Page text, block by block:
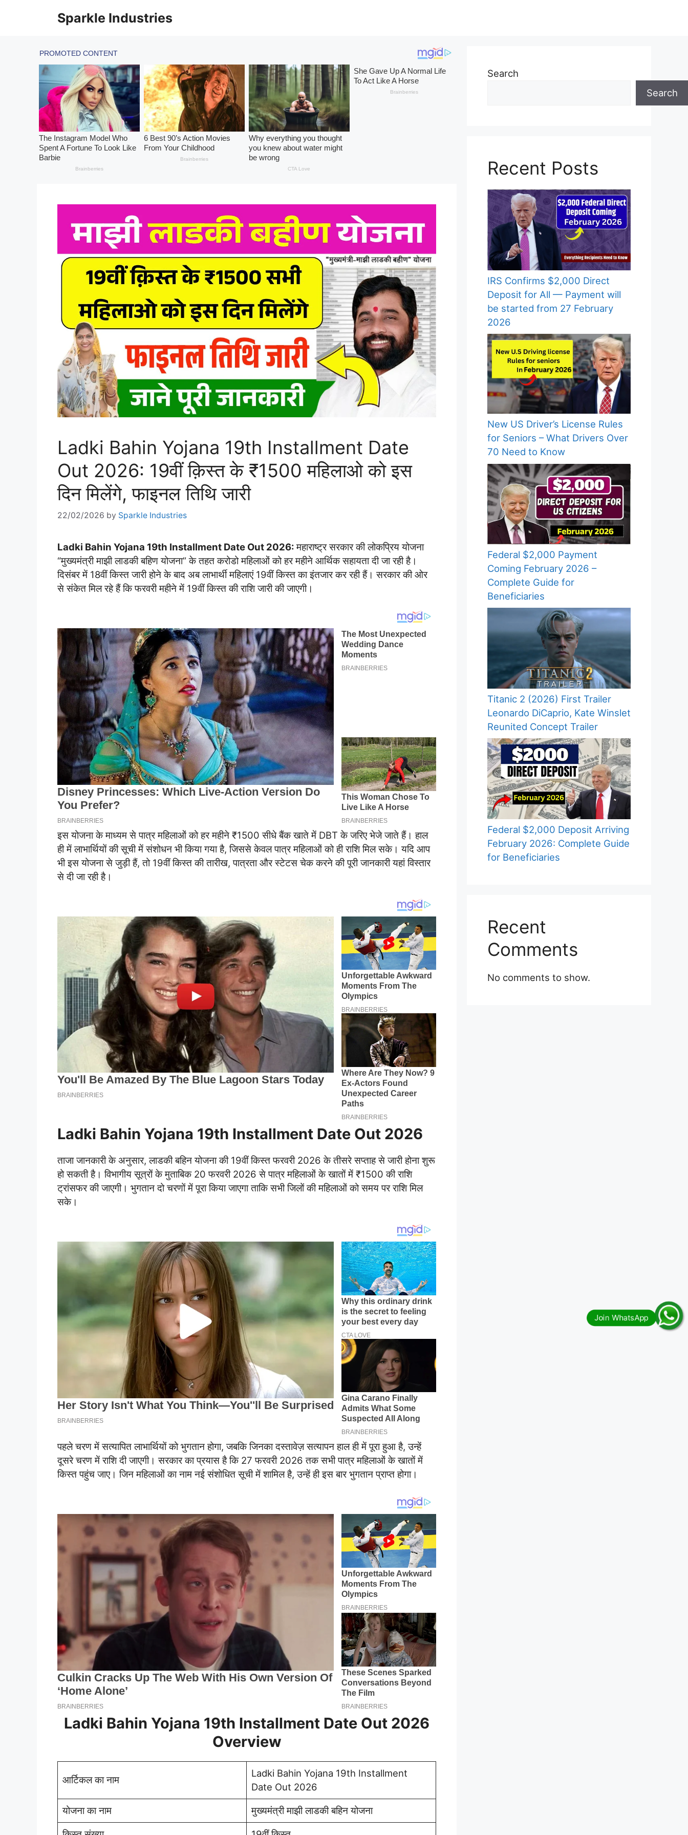
Sparkle Industries
Ladki Bahin Yojana 19th Installment Date
Out 2026: 19वीं क़िस्त के ₹1500 महिलाओ को इस
दिन मिलेंगे, फाइनल तिथि जारी
22/02/2026 by Sparkle Industries
Ladki Bahin Yojana 19th Installment Date Out 2026:महाराष्ट्र सरकार की लोकप्रिय योजना
“मुख्यमंत्री माझी लाडकी बहिण योजना” के तहत करोडो महिलाओं को हर महीने आर्थिक सहायता दी जा रही है।
दिसंबर में 18वीं किस्त जारी होने के बाद अब लाभार्थी महिलाएं 19वीं किस्त का इंतजार कर रही हैं। सरकार की ओर
से संकेत मिल रहे हैं कि फरवरी महीने में 19वीं किस्त की राशि जारी की जाएगी।
इस योजना के माध्यम से पात्र महिलाओं को हर महीने ₹1500 सीधे बैंक खाते में DBT के जरिए भेजे जाते हैं। हाल
ही में लाभार्थियों की सूची में संशोधन भी किया गया है, जिससे केवल पात्र महिलाओं को ही राशि मिल सके। यदि आप
भी इस योजना से जुड़ी हैं, तो 19वीं किस्त की तारीख, पात्रता और स्टेटस चेक करने की पूरी जानकारी यहां विस्तार
से दी जा रही है।
Ladki Bahin Yojana 19th Installment Date Out 2026
ताजा जानकारी के अनुसार, लाडकी बहिन योजना की 19वीं किस्त फरवरी 2026 के तीसरे सप्ताह से जारी होना शुरू
हो सकती है। विभागीय सूत्रों के मुताबिक 20 फरवरी 2026 से पात्र महिलाओं के खातों में ₹1500 की राशि
ट्रांसफर की जाएगी। भुगतान दो चरणों में पूरा किया जाएगा ताकि सभी जिलों की महिलाओं को समय पर राशि मिल
सके।
पहले चरण में सत्यापित लाभार्थियों को भुगतान होगा, जबकि जिनका दस्तावेज़ सत्यापन हाल ही में पूरा हुआ है, उन्हें
दूसरे चरण में राशि दी जाएगी। सरकार का प्रयास है कि 27 फरवरी 2026 तक सभी पात्र महिलाओं के खातों में
किस्त पहुंच जाए। जिन महिलाओं का नाम नई संशोधित सूची में शामिल है, उन्हें ही इस बार भुगतान प्राप्त होगा।
Ladki Bahin Yojana 19th Installment Date Out 2026
Overview
आर्टिकल का नाम
Ladki Bahin Yojana 19th Installment
Date Out 2026
योजना का नाम मुख्यमंत्री माझी लाडकी बहिन योजना
Search
Search
Recent Posts
IRS Confirms $2,000 Direct
Deposit for All — Payment will
be started from 27 February
2026
New US Driver’s License Rules
for Seniors – What Drivers Over
70 Need to Know
Federal $2,000 Payment
Coming February 2026 –
Complete Guide for
Beneficiaries
Titanic 2 (2026) First Trailer
Leonardo DiCaprio, Kate Winslet
Reunited Concept Trailer
Federal $2,000 Deposit Arriving
February 2026: Complete Guide
for Beneficiaries
Recent
Comments
No comments to show.